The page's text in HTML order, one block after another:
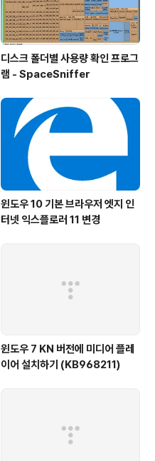
디스크 폴더별 사용량 확인 프로그
램 - SpaceSniffer
윈도우 10 기본 브라우저 엣지 인
터넷 익스플로러 11 변경
윈도우 7 KN 버전에 미디어 플레
이어 설치하기 (KB968211)